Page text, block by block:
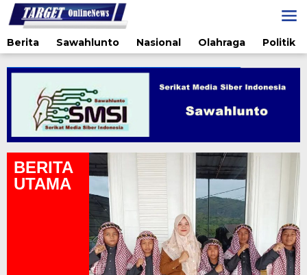
Lewati
ke
konten
Berita
Sawahlunto Nasional Olahraga Politik
BERITA
UTAMA